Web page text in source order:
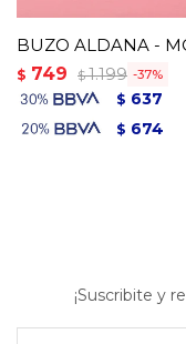
BUZO ALDANA -
$ 749 $ 1.199 37
$ 637
$ 674
¡Suscribite y